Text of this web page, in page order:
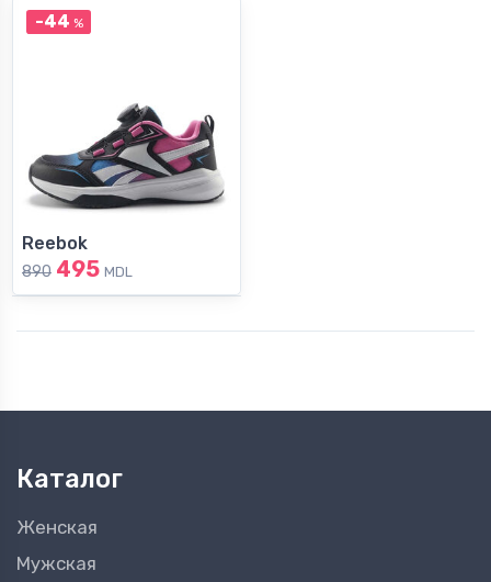
-44 %
Reebok
890 495 MDL
Каталог
Женская
Мужская